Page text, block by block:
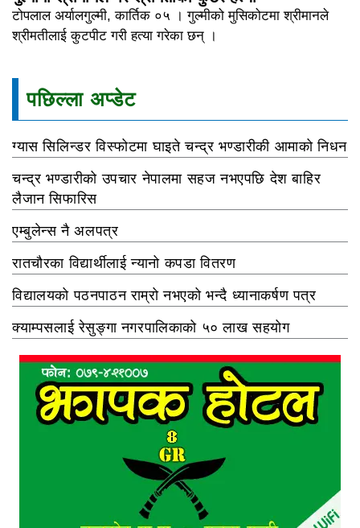
टोपलाल अर्यालगुल्मी, कार्तिक ०५ । गुल्मीको मुसिकोटमा श्रीमानले
श्रीमतीलाई कुटपीट गरी हत्या गरेका छन् ।
पछिल्ला अप्डेट
ग्यास सिलिन्डर विस्फोटमा घाइते चन्द्र भण्डारीकी आमाको निधन
चन्द्र भण्डारीको उपचार नेपालमा सहज नभएपछि देश बाहिर
लैजान सिफारिस
एम्बुलेन्स नै अलपत्र
रातचौरका विद्यार्थीलाई न्यानो कपडा वितरण
विद्यालयको पठनपाठन राम्रो नभएको भन्दै ध्यानाकर्षण पत्र
क्याम्पसलाई रेसुङ्गा नगरपालिकाको ५० लाख सहयोग